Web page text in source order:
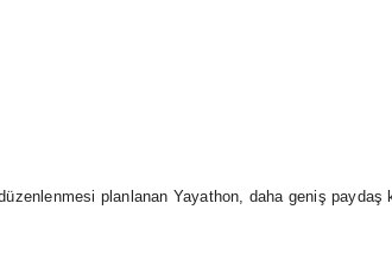
planlanan Yayathon, daha geniş